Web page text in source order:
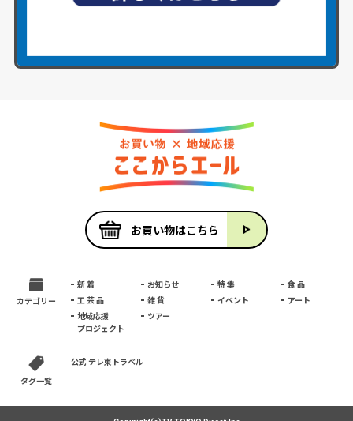
カテゴリー
新 着 お知らせ 特 集
食 品
工 芸 品
雑 貨 イベント
アート
地域応援
プロジェクト
ツアー
タグ一覧
公式 テレ東トラベル
お買い物はこちら